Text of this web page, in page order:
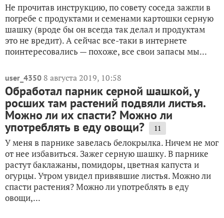
Не прочитав инструкцию, по совету соседа зажгли в
погребе с продуктами и семенами картошки серную
шашку (вроде бы он всегда так делал и продуктам
это не вредит). А сейчас все-таки в интернете
поинтересовались — похоже, все свои запасы мы...
user_4350 8 августа 2019, 10:58
Обработал парник серной шашкой, у
росших там растений подвяли листья.
Можно ли их спасти? Можно ли
употреблять в еду овощи? 11
У меня в парнике завелась белокрылка. Ничем не мог
от нее избавиться. Зажег серную шашку. В парнике
растут баклажаны, помидоры, цветная капуста и
огурцы. Утром увидел привявшие листья. Можно ли
спасти растения? Можно ли употреблять в еду
овощи,...